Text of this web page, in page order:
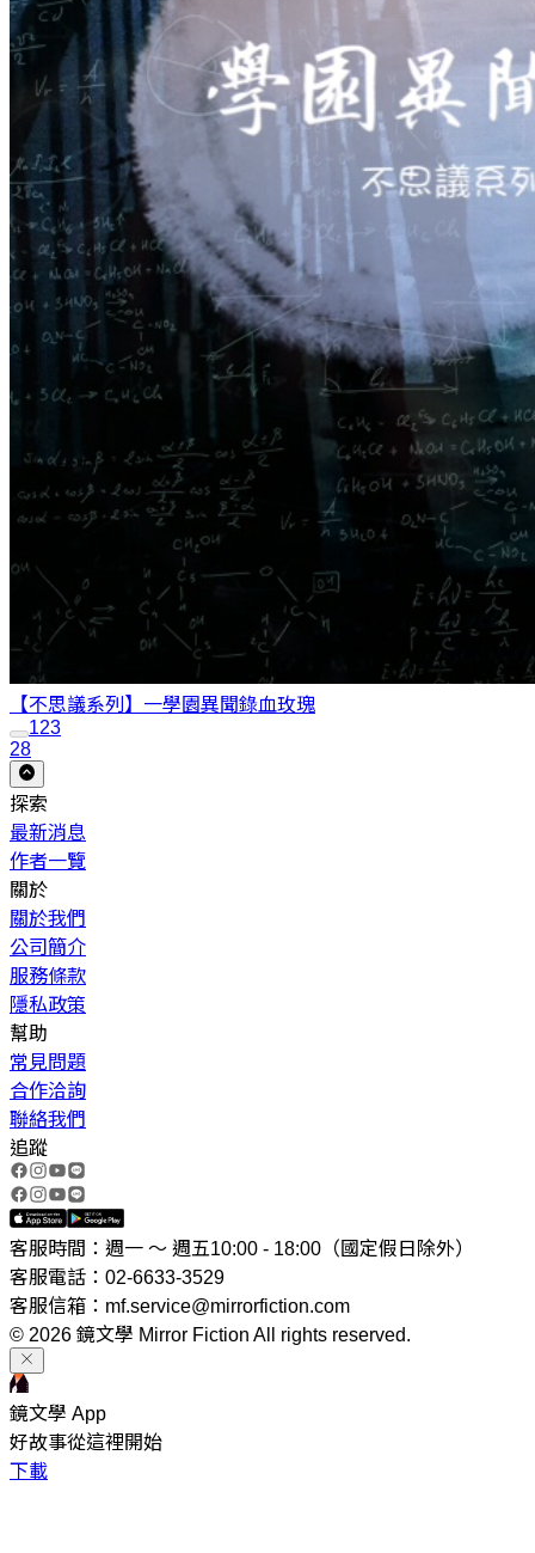
【不思議系列】一學園異聞錄血玫瑰
123
28
探索
最新消息
作者一覽
關於
關於我們
公司簡介
服務條款
隱私政策
幫助
常見問題
合作洽詢
聯絡我們
追蹤
客服時間：週一 ～ 週五10:00 - 18:00（國定假日除外）
客服電話：02-6633-3529
客服信箱：mf.service@mirrorfiction.com
© 2026 鏡文學 Mirror Fiction All rights reserved.
鏡文學 App
好故事從這裡開始
下載